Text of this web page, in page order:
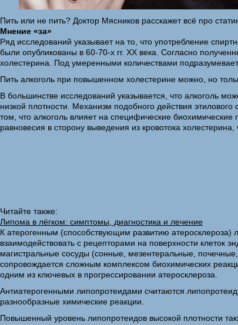
Пить или не пить? Доктор Мясников расскажет всё про
Мнение «за»
Ряд исследований указывает на то, что употребление
были опубликованы в 60-70-х гг. XX века. Согласно
холестерина. Под умеренными количествами
Пить алкоголь при повышенном холестерине можно, но
В большинстве исследований указывается, что алкоголь
низкой плотности. Механизм подобного действия
том, что алкоголь влияет на специфические
равновесия в сторону выведения из кровотока
Читайте также:
Липома в лёгком: симптомы, диагностика и лечение
К атерогенным (способствующим развитию атеросклероза)
взаимодействовать с рецепторами на поверхности клеток
магистральные сосуды (сонные, мезентеральные,
сопровождается сложным комплексом биохимических
одним из ключевых в прогрессировании атеросклероза.
Антиатерогенными липопротеидами считаются
разнообразные химические реакции.
Повышенный уровень липопротеидов высокой плотности